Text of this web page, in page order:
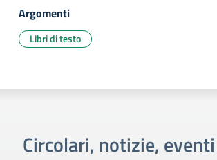
Argomenti
Libri di testo
Circolari, notizie,